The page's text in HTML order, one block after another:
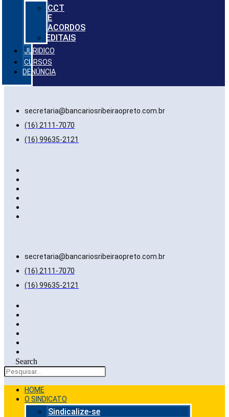
CCT
E
ACORDOS
EDITAIS
JURIDICO
CURSOS
DENÚNCIA
secretaria@bancariosribeiraopreto.com.br
(16) 2111-7070
(16) 99635-2121
secretaria@bancariosribeiraopreto.com.br
(16) 2111-7070
(16) 99635-2121
Search
HOME
O SINDICATO
Sindicalize-se